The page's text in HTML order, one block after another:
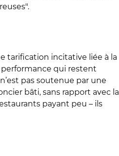
tarification incitative liée à la
qui restent
pas soutenue par une
bâti, sans rapport avec la
payant peu – ils